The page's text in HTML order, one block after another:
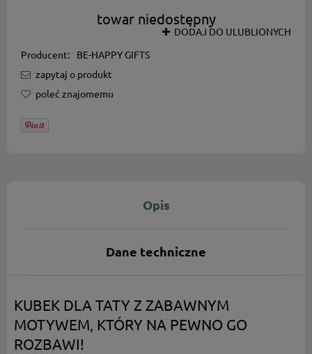
towar niedostępny
DODAJ DO ULUBLIONYCH
Producent:
BE-HAPPY GIFTS
zapytaj o produkt
poleć znajomemu
Opis
Dane techniczne
KUBEK DLA TATY Z ZABAWNYM
MOTYWEM, KTÓRY NA PEWNO GO
ROZBAWI!